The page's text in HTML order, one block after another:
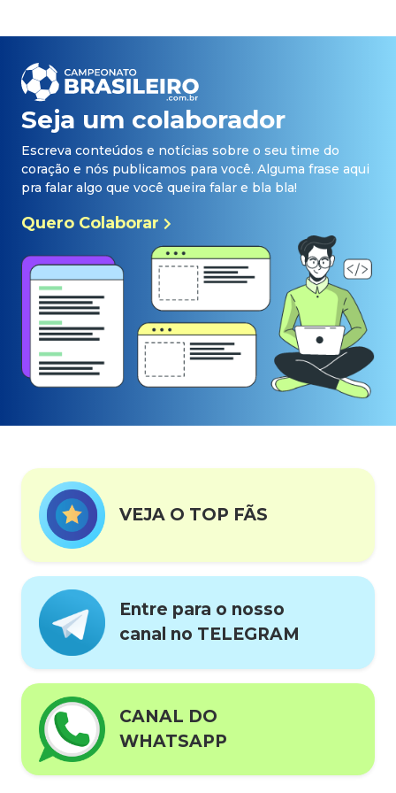
Seja um colaborador
Escreva conteúdos e notícias sobre o seu time do
coração e nós publicamos para você. Alguma frase aqui
pra falar algo que você queira falar e bla bla!
Quero Colaborar
VEJA O TOP FÃS
Entre para o nosso
canal no TELEGRAM
CANAL DO
WHATSAPP